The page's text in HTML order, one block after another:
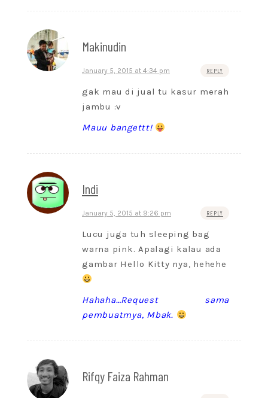
Makinudin
January 5, 2015 at 4:34 pm REPLY
gak mau di jual tu kasur merah
jambu :v
Mauu bangettt!
Indi
January 5, 2015 at 9:26 pm REPLY
Lucu juga tuh sleeping bag
warna pink. Apalagi kalau ada
gambar Hello Kitty nya, hehehe
Hahaha…Request sama
pembuatmya, Mbak.
Rifqy Faiza Rahman